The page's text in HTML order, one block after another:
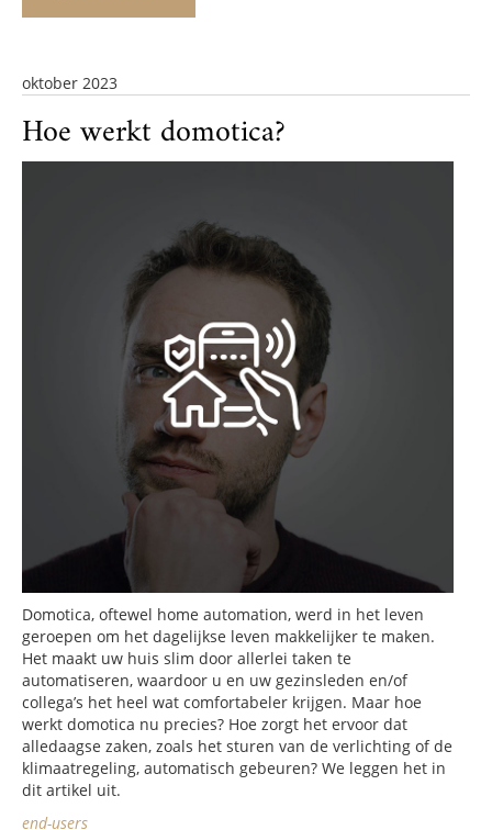
oktober 2023
Hoe werkt domotica?
Domotica, oftewel home automation, werd in het leven
geroepen om het dagelijkse leven makkelijker te maken.
Het maakt uw huis slim door allerlei taken te
automatiseren, waardoor u en uw gezinsleden en/of
collega’s het heel wat comfortabeler krijgen. Maar hoe
werkt domotica nu precies? Hoe zorgt het ervoor dat
alledaagse zaken, zoals het sturen van de verlichting of de
klimaatregeling, automatisch gebeuren? We leggen het in
dit artikel uit.
end-users